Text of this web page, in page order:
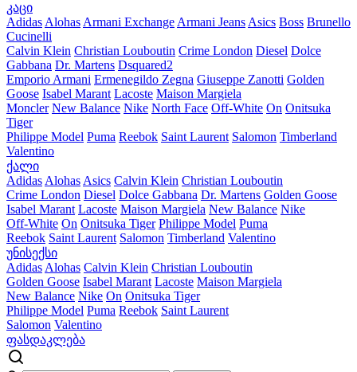
კაცი
Adidas Alohas Armani Exchange Armani Jeans Asics Boss Brunello
Cucinelli
Calvin Klein Christian Louboutin Crime London Diesel Dolce
Gabbana Dr. Martens Dsquared2
Emporio Armani Ermenegildo Zegna Giuseppe Zanotti Golden
Goose Isabel Marant Lacoste Maison Margiela
Moncler New Balance Nike North Face Off-White On Onitsuka
Tiger
Philippe Model Puma Reebok Saint Laurent Salomon Timberland
Valentino
ქალი
Adidas Alohas Asics Calvin Klein Christian Louboutin
Crime London Diesel Dolce Gabbana Dr. Martens Golden Goose
Isabel Marant Lacoste Maison Margiela New Balance Nike
Off-White On Onitsuka Tiger Philippe Model Puma
Reebok Saint Laurent Salomon Timberland Valentino
უნისექსი
Adidas Alohas Calvin Klein Christian Louboutin
Golden Goose Isabel Marant Lacoste Maison Margiela
New Balance Nike On Onitsuka Tiger
Philippe Model Puma Reebok Saint Laurent
Salomon Valentino
ფასდაკლება